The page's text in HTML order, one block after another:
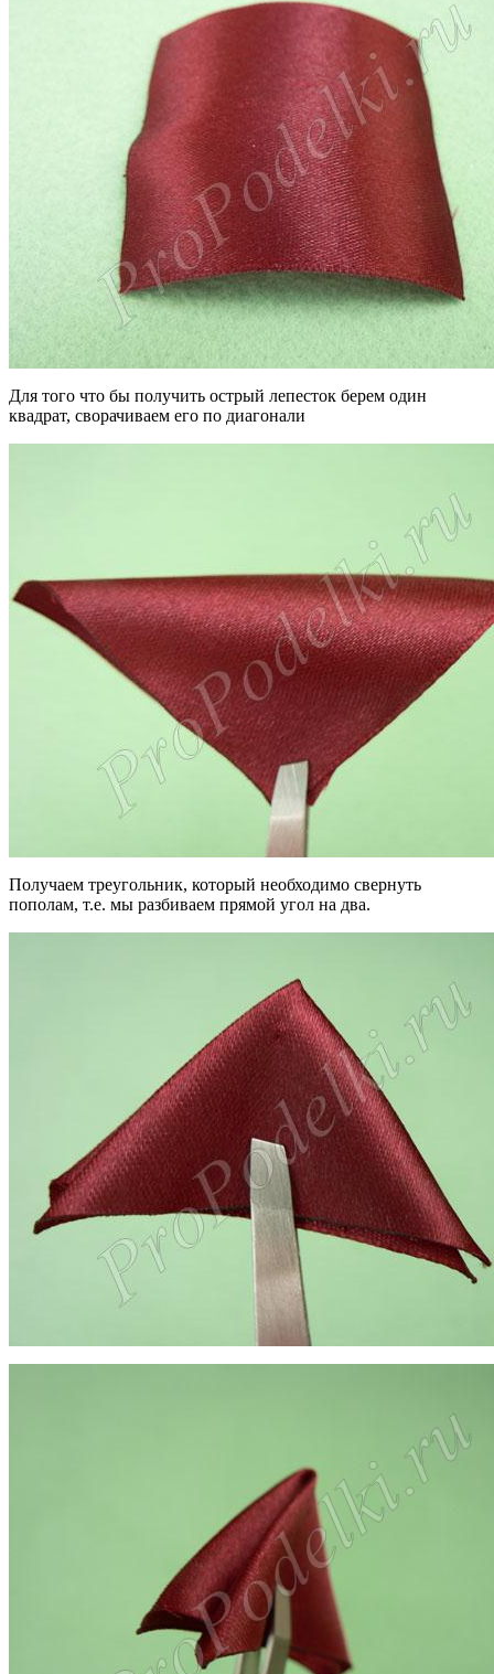
Для того что бы получить острый лепесток берем один
квадрат, сворачиваем его по диагонали
Получаем треугольник, который необходимо свернуть
пополам, т.е. мы разбиваем прямой угол на два.